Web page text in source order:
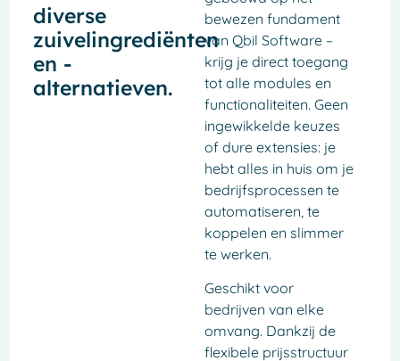
diverse
zuivelingrediënten
en -
alternatieven.
bewezen fundament
van Qbil Software –
krijg je direct toegang
tot alle modules en
functionaliteiten. Geen
ingewikkelde keuzes
of dure extensies: je
hebt alles in huis om je
bedrijfsprocessen te
automatiseren, te
koppelen en slimmer
te werken.
Geschikt voor
bedrijven van elke
omvang. Dankzij de
flexibele prijsstructuur